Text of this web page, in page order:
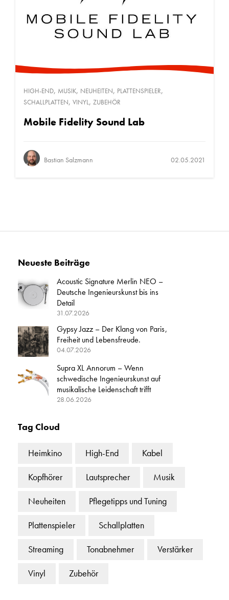
HIGH-END, MUSIK, NEUHEITEN, PLATTENSPIELER,
SCHALLPLATTEN, VINYL, ZUBEHÖR
Mobile Fidelity Sound Lab
Bastian Salzmann 02.05.2021
Neueste Beiträge
Acoustic Signature Merlin NEO –
Deutsche Ingenieurskunst bis ins
Detail
31.07.2026
Gypsy Jazz – Der Klang von Paris,
Freiheit und Lebensfreude.
04.07.2026
Supra XL Annorum – Wenn
schwedische Ingenieurskunst auf
musikalische Leidenschaft trifft
28.06.2026
Tag Cloud
Heimkino High-End Kabel
Kopfhörer Lautsprecher Musik
Neuheiten Pflegetipps und Tuning
Plattenspieler Schallplatten
Streaming Tonabnehmer Verstärker
Vinyl Zubehör